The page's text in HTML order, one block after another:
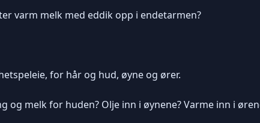
varm melk med eddik opp i endetarmen?
for hår og hud, øyne og ører.
og melk for huden? Olje inn i øynene? Varme inn i